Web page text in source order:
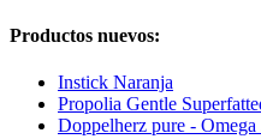
Productos nuevos:
Instick Naranja
Propolia Gentle
Doppelherz pure -